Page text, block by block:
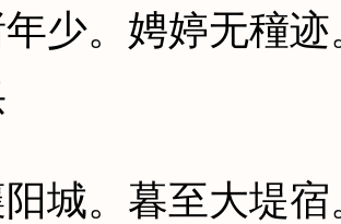
少。娉婷无穜
城。暮至大堤